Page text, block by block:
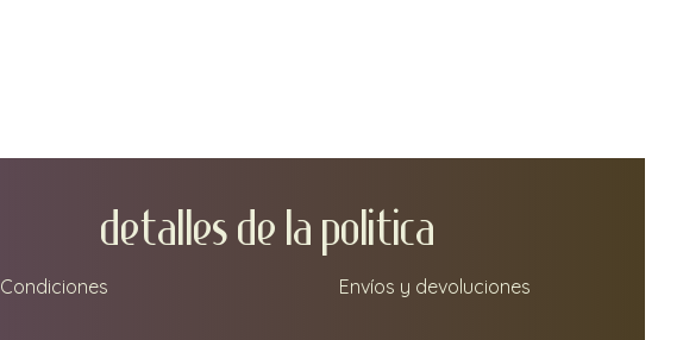
DETA LLEs DE LA POLITICA
Condiciones Envíos y devoluciones